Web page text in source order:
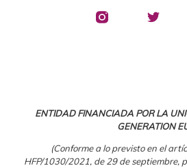
ENTIDAD FINANCIADA POR LA
GENERATION
(Conforme a lo previsto en el
HFP/1030/2021, de 29 de septiembre,